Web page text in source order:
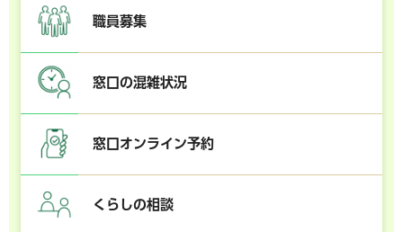
職員募集
窓口の混雑状況
窓口オンライン予約
くらしの相談